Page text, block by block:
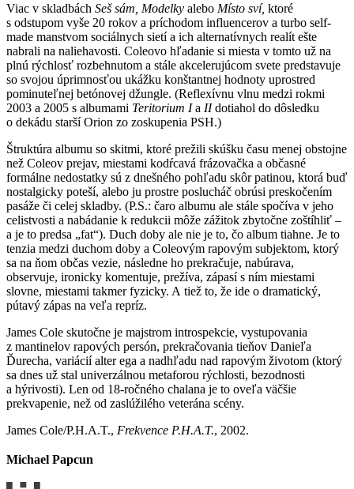
Viac v skladbách Seš sám, Modelky alebo Místo sví, ktoré
s odstupom vyše 20 rokov a príchodom influencerov a turbo self-
made manstvom sociálnych sietí a ich alternatívnych realít ešte
nabrali na naliehavosti. Coleovo hľadanie si miesta v tomto už na
plnú rýchlosť rozbehnutom a stále akcelerujúcom svete predstavuje
so svojou úprimnosťou ukážku konštantnej hodnoty uprostred
pominuteľnej betónovej džungle. (Reflexívnu vlnu medzi rokmi
2003 a 2005 s albumami Teritorium Ia IIdotiahol do dôsledku
o dekádu starší Orion zo zoskupenia PSH.)
Štruktúra albumu so skitmi, ktoré prežili skúšku času menej obstojne
než Coleov prejav, miestami kodŕcavá frázovačka a občasné
formálne nedostatky sú z dnešného pohľadu skôr patinou, ktorá buď
nostalgicky poteší, alebo ju prostre poslucháč obrúsi preskočením
pasáže či celej skladby. (P.S.: čaro albumu ale stále spočíva v jeho
celistvosti a nabádanie k redukcii môže zážitok zbytočne zoštíhliť –
a je to predsa „fat“). Duch doby ale nie je to, čo album tiahne. Je to
tenzia medzi duchom doby a Coleovým rapovým subjektom, ktorý
sa na ňom občas vezie, následne ho prekračuje, nabúrava,
observuje, ironicky komentuje, prežíva, zápasí s ním miestami
slovne, miestami takmer fyzicky. A tiež to, že ide o dramatický,
pútavý zápas na veľa repríz.
James Cole skutočne je majstrom introspekcie, vystupovania
z mantinelov rapových persón, prekračovania tieňov Danieľa
Ďurecha, variácií alter ega a nadhľadu nad rapovým životom (ktorý
sa dnes už stal univerzálnou metaforou rýchlosti, bezodnosti
a hýrivosti). Len od 18-ročného chalana je to oveľa väčšie
prekvapenie, než od zaslúžilého veterána scény.
James Cole/P.H.A.T., Frekvence P.H.A.T., 2002.
Michael Papcun